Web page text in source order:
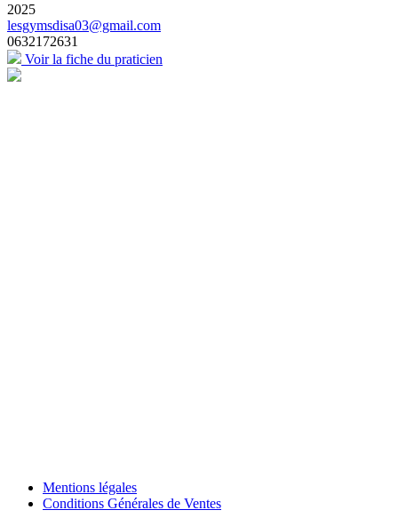
2025
lesgymsdisa03@gmail.com
0632172631
Voir la fiche du praticien
Mentions légales
Conditions Générales de Ventes